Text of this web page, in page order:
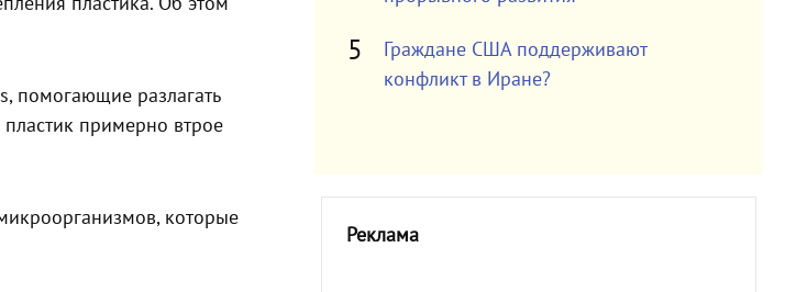
помогающие разлагать
примерно втрое
которые
Граждане США поддерживают
конфликт в Иране?
Реклама